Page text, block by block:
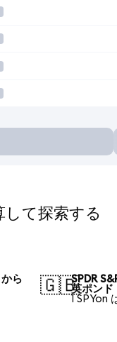
て探索する
ら
🇬🇧SPDR
英ポンド
1 SPYon